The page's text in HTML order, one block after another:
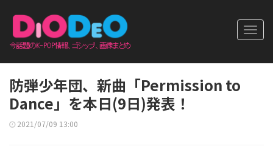
防弾少年団、新曲「Permission to
Dance」を本日(9日)発表！
2021/07/09 13:00